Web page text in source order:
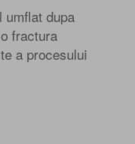
umflat dupa
fractura
a procesului